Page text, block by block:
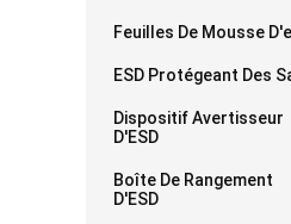
Feuilles De Mousse
ESD Protégeant Des
Dispositif Avertisseur
D'ESD
Boîte De Rangement
D'ESD